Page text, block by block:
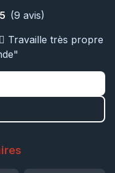
(9 avis)
Travaille très propre